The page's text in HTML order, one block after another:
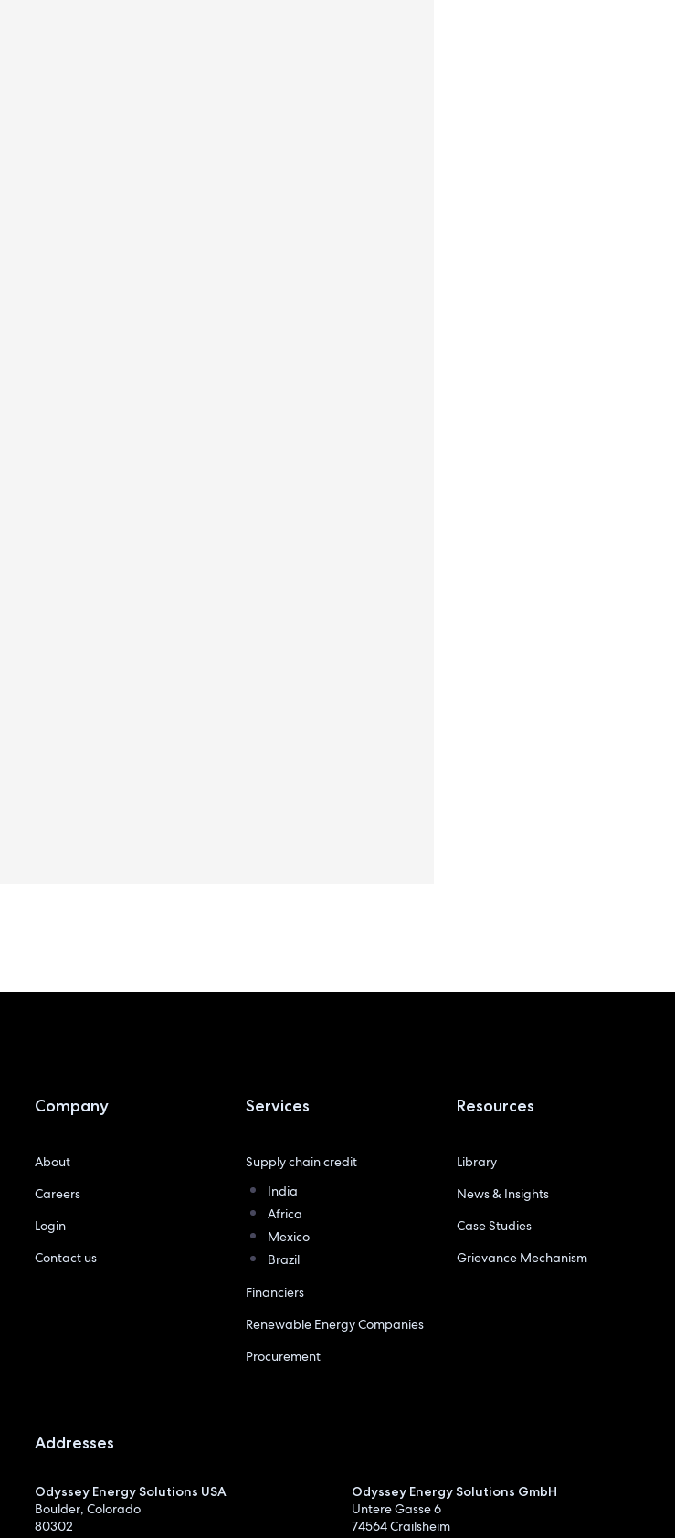
Company
About
Careers
Login
Contact us
Services
Supply chain credit
India
Africa
Mexico
Brazil
Financiers
Renewable Energy Companies
Procurement
Resources
Library
News & Insights
Case Studies
Grievance Mechanism
Addresses
Odyssey Energy Solutions USA
Boulder, Colorado
80302
Odyssey Energy Solutions GmbH
Untere Gasse 6
74564 Crailsheim